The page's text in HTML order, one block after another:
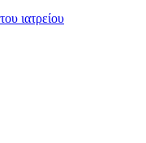
ιατρείου